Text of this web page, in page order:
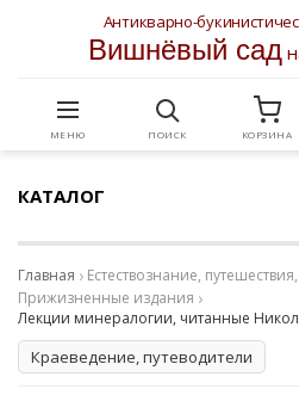
Антикварно-
Вишнёвый сад
МЕНЮ ПОИСК КОРЗИНА
КАТАЛОГ
Главная
Естествознание,
Прижизненные издания
Лекции минералогии, читанные
Краеведение, путеводители